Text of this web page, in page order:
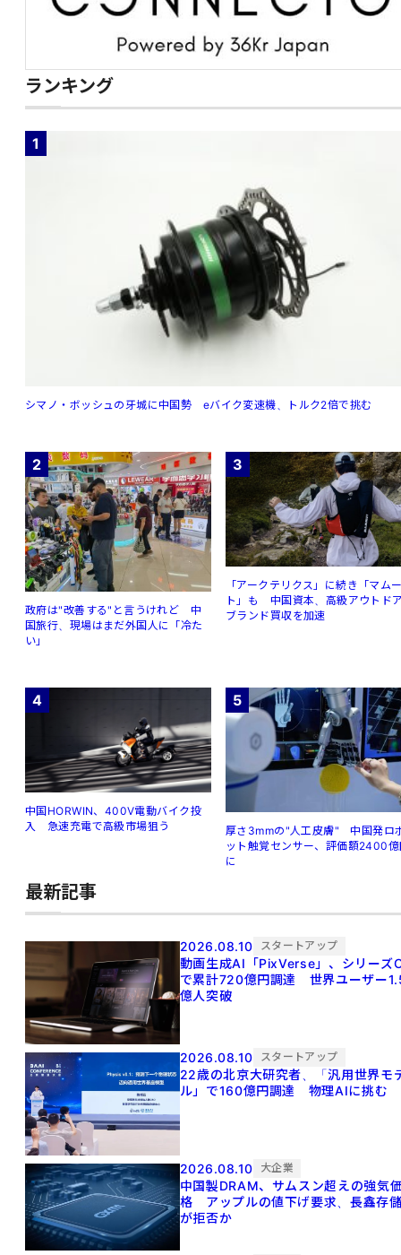
ランキング
1
シマノ・ボッシュの牙城に中国勢 eバイク変速機、トルク2倍で挑む
2
政府は"改善する"と言うけれど 中
国旅行、現場はまだ外国人に「冷た
い」
3
「アークテリクス」に続き「マム
ト」も 中国資本、高級アウトド
ブランド買収を加速
4
中国HORWIN、400V電動バイク投
入 急速充電で高級市場狙う
5
厚さ3mmの"人工皮膚" 中国発ロ
ット触覚センサー、評価額2400
に
最新記事
2026.08.10 スタートアップ
動画生成AI「PixVerse」、シリーズ
で累計720億円調達 世界ユーザー
億人突破
2026.08.10 スタートアップ
22歳の北京大研究者、「汎用世界モ
ル」で160億円調達 物理AIに挑む
2026.08.10 大企業
中国製DRAM、サムスン超えの強気
格 アップルの値下げ要求、長鑫存
が拒否か